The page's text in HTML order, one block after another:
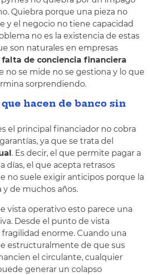
Quiebra porque una pieza no
y el negocio no tiene capacidad
no es la existencia de estas
son naturales en empresas
falta de conciencia financiera
no se mide no se gestiona y lo que
sorprendiendo.
hacen de banco sin
el principal financiador no cobra
ya que se trata del
. Es decir, el que permite pagar a
días, el que acepta retrasos
no suele exigir anticipos porque la
y de muchos años.
vista operativo esto parece una
Desde el punto de vista
enorme. Cuando una
estructuralmente de que sus
el circulante, cualquier
generar un colapso